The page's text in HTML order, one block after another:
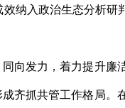
纳入政治生态分析研
向发力，着力提升廉
齐抓共管工作格局。